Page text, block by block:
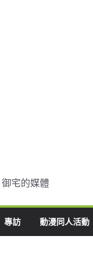
宅的媒體
專訪 動漫同人活動